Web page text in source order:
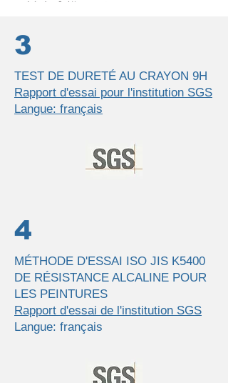
3
TEST DE DURETÉ AU CRAYON 9H
Rapport d'essai pour l'institution SGS
Langue: français
4
MÉTHODE D'ESSAI ISO JIS K5400
DE RÉSISTANCE ALCALINE POUR
LES PEINTURES
Rapport d'essai de l'institution SGS
Langue: français